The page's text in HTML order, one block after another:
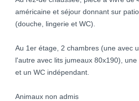
américaine et séjour donnant sur
(douche, lingerie et WC).
Au 1er étage, 2 chambres (une avec
l'autre avec lits jumeaux 80x190),
et un WC indépendant.
Animaux non admis